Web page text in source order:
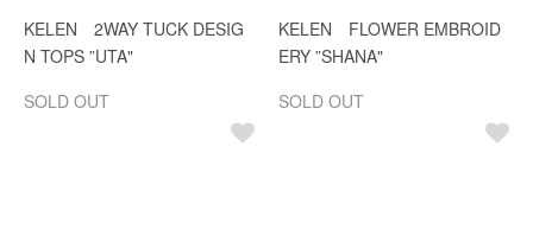
KELEN 2WAY TUCK DESIG
N TOPS ”UTA"
SOLD OUT
KELEN FLOWER EMBROID
ERY ”SHANA"
SOLD OUT